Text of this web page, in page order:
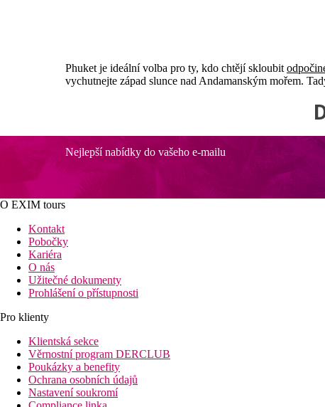
Phuket je ideální volba pro ty, kdo chtějí skloubit
vychutnejte západ slunce nad Andamanským mořem.
Nejlepší nabídky do vašeho e-mailu
O EXIM tours
Kontakt
Pobočky
Kariéra
O nás
Užitečné dokumenty
Prohlášení o přístupnosti
Pro klienty
Klientská sekce
Věrnostní program DERCLUB
Poukázky a benefity
Ochrana osobních údajů
Nastavení soukromí